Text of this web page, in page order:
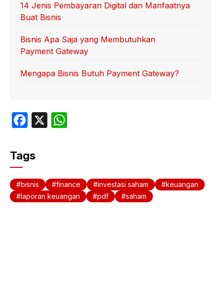
14 Jenis Pembayaran Digital dan Manfaatnya
Buat Bisnis
Bisnis Apa Saja yang Membutuhkan
Payment Gateway
Mengapa Bisnis Butuh Payment Gateway?
F
c
e
b
o
X
A
p
Tags
bisnis finance investasi saham
keuangan
laporan keuangan
pdf saham